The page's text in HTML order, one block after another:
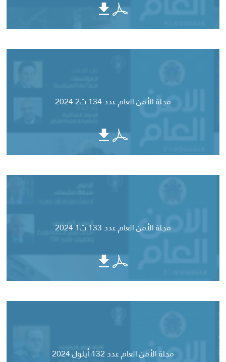
مجلة الأمن العام عدد 134 ت2 2024
مجلة الأمن العام عدد 133 ت1 2024
مجلة الأمن العام عدد 132 أيلول 2024